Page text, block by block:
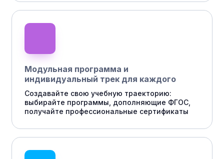
Модульная программа и
индивидуальный трек для каждого
Создавайте свою учебную траекторию:
выбирайте программы, дополняющие ФГОС,
получайте профессиональные сертификаты